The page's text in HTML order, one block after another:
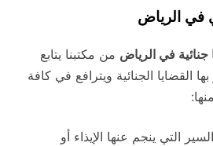
في الرياض
في الرياض من مكتبنا يتابع
القضايا الجنائية ويترافع في كافة
التي ينجم عنها الإيذاء أو